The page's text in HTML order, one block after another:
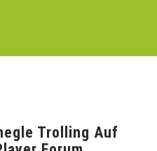
Trolling Auf